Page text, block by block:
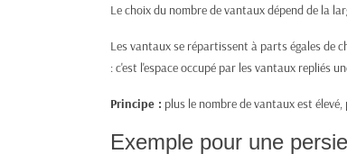
Le choix du nombre de vantaux dépend de la
Les vantaux se répartissent à parts égales de
: c'est l'espace occupé par les vantaux repliés
Principe : plus le nombre de vantaux est
Exemple pour une